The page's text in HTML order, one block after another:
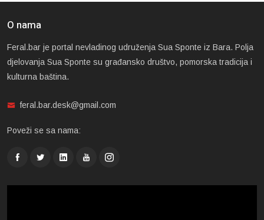
O nama
Feral.bar je portal nevladinog udruženja Sua Sponte iz Bara. Polja
djelovanja Sua Sponte su građansko društvo, pomorska tradicija i
kulturna baština.
feral.bar.desk@gmail.com
Poveži se sa nama: